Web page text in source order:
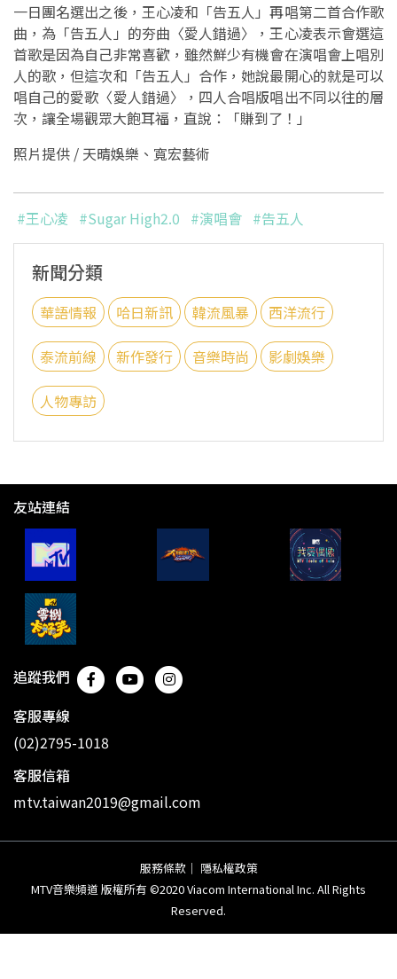
一日團名選出之後，王心凌和「告五人」再唱第二首合作歌
曲，為「告五人」的夯曲〈愛人錯過〉，王心凌表示會選這
首歌是因為自己非常喜歡，雖然鮮少有機會在演唱會上唱別
人的歌，但這次和「告五人」合作，她說最開心的就是可以
唱自己的愛歌〈愛人錯過〉，四人合唱版唱出不同以往的層
次，讓全場觀眾大飽耳福，直說：「賺到了！」
照片提供 / 天晴娛樂、寬宏藝術
#王心凌 #Sugar High2.0 #演唱會 #告五人
新聞分類
華語情報 哈日新訊 韓流風暴 西洋流行
泰流前線 新作發行 音樂時尚 影劇娛樂
人物專訪
友站連結
追蹤我們
客服專線
(02)2795-1018
客服信箱
mtv.taiwan2019@gmail.com
服務條款 ｜ 隱私權政策
MTV音樂頻道 版權所有 ©2020 Viacom International Inc. All Rights
Reserved.